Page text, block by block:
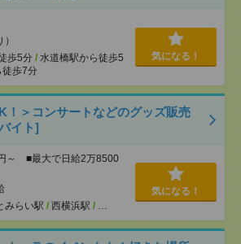
歩5分 / 水道橋駅から徒歩5
徒歩7分
気になる！
！＞コンサートなどのグッズ販売
イト]
～ ■最大で日給2万8500
みらい駅 / 西横浜駅 / …
気になる！